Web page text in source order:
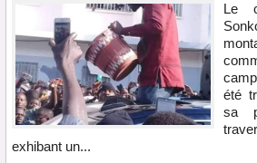
Le
été
sa
exhibant un...